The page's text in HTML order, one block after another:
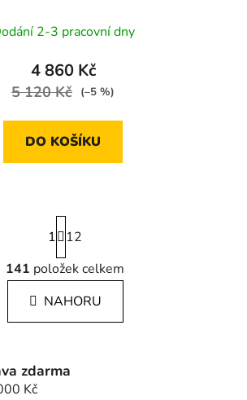
2-3 pracovní dny
4 860 Kč
5 120 Kč (–5 %)
DO KOŠÍKU
O
v
l
á
a
c
S
t
r
á
n
k
í
1
12
141 položek celkem
NAHORU
zdarma
Kč